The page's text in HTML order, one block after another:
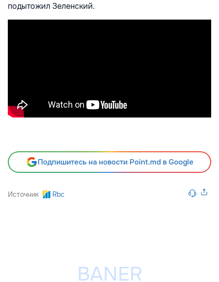
подытожил Зеленский.
Подпишитесь на новости Point.md в Google
Источник Rbc